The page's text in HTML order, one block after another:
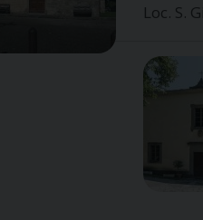
Loc. S.